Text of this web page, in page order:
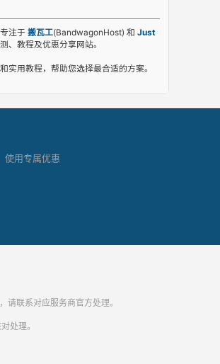
注于 搬瓦工(BandwagonHost) 和 Just
、教程及优惠分享网站。
实用教程，帮助您选择最合适的方案。
使用专属优惠
联系对应服务商官方处理。
处理。